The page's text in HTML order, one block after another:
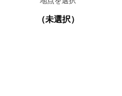
（未選択）